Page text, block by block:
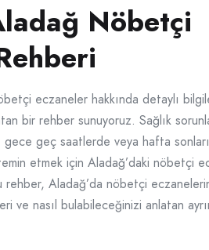
Nöbetçi
eczaneler hakkında detaylı
bir rehber sunuyoruz. Sağlık
gece geç saatlerde veya hafta
etmek için Aladağ’daki nöbetçi
rehber, Aladağ’da nöbetçi
ve nasıl bulabileceğinizi anlatan